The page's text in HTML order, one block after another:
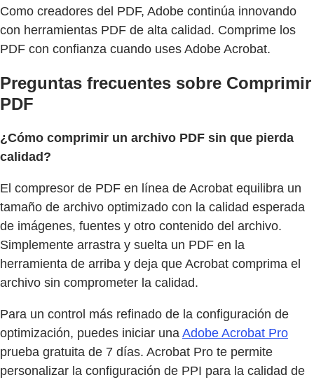
Como creadores del PDF, Adobe continúa innovando
con herramientas PDF de alta calidad. Comprime los
PDF con confianza cuando uses Adobe Acrobat.
Preguntas frecuentes sobre Comprimir
PDF
¿Cómo comprimir un archivo PDF sin que pierda
calidad?
El compresor de PDF en línea de Acrobat equilibra un
tamaño de archivo optimizado con la calidad esperada
de imágenes, fuentes y otro contenido del archivo.
Simplemente arrastra y suelta un PDF en la
herramienta de arriba y deja que Acrobat comprima el
archivo sin comprometer la calidad.
Para un control más refinado de la configuración de
optimización, puedes iniciar una Adobe Acrobat Pro
prueba gratuita de 7 días. Acrobat Pro te permite
personalizar la configuración de PPI para la calidad de